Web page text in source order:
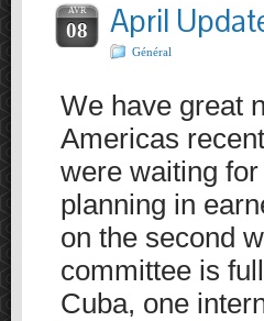
AVR
08 April
Général
We have great
Americas
were waiting
planning in
on the second
committee is
Cuba, one